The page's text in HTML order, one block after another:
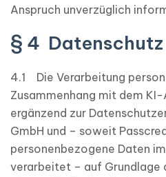
Anspruch unverzüglich
§ 4 Datenschutz
4.1 Die Verarbeitung
Zusammenhang mit dem
ergänzend zur
GmbH und – soweit
personenbezogene Daten
verarbeitet – auf Grundlage